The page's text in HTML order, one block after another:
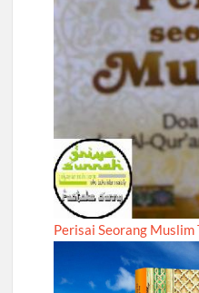
Perisai Seorang